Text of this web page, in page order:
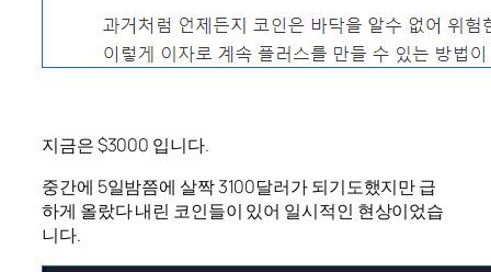
지금은 $3000 입니다.
중간에 5일밤쯤에 살짝 3100달러가 되기도했지만 급
하게 올랐다 내린 코인들이 있어 일시적인 현상이었습
니다.